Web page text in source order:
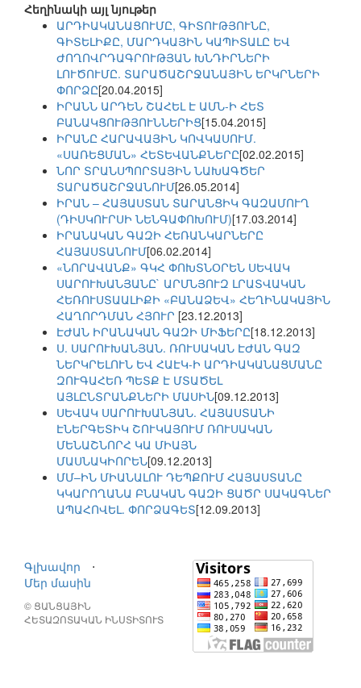
Հեղինակի այլ նյութեր
ԱՐԴԻԱԿԱՆԱՑՈՒՄԸ, ԳԻՏՈՒԹՅՈՒՆԸ,
ԳԻՏԵԼԻՔԸ, ՄԱՐԴԿԱՅԻՆ ԿԱՊԻՏԱԼԸ ԵՎ
ԺՈՂՈՎՐԴԱԳՐՈՒԹՅԱՆ ԽՆԴԻՐՆԵՐԻ
ԼՈՒԾՈՒՄԸ. ՏԱՐԱԾԱՇՐՋԱՆԱՅԻՆ ԵՐԿՐՆԵՐԻ
ՓՈՐՁԸ[20.04.2015]
ԻՐԱՆՆ ԱՐԴԵՆ ՇԱՀԵԼ Է ԱՄՆ-Ի ՀԵՏ
ԲԱՆԱԿՑՈՒԹՅՈՒՆՆԵՐԻՑ[15.04.2015]
ԻՐԱՆԸ ՀԱՐԱՎԱՅԻՆ ԿՈՎԿԱՍՈՒՄ.
«ՍԱՌԵՑՄԱՆ» ՀԵՏԵՎԱՆՔՆԵՐԸ[02.02.2015]
ՆՈՐ ՏՐԱՆՍՊՈՐՏԱՅԻՆ ՆԱԽԱԳԾԵՐ
ՏԱՐԱԾԱՇՐՋԱՆՈՒՄ[26.05.2014]
ԻՐԱՆ – ՀԱՅԱՍՏԱՆ ՏԱՐԱՆՑԻԿ ԳԱԶԱՄՈՒՂ
(ԴԻՍԿՈՒՐՍԻ ՆԵՆԳԱՓՈԽՈՒՄ)[17.03.2014]
ԻՐԱՆԱԿԱՆ ԳԱԶԻ ՀԵՌԱՆԿԱՐՆԵՐԸ
ՀԱՅԱՍՏԱՆՈՒՄ[06.02.2014]
«ՆՈՐԱՎԱՆՔ» ԳԿՀ ՓՈԽՏՆՕՐԵՆ ՍԵՎԱԿ
ՍԱՐՈՒԽԱՆՅԱՆԸ` ԱՐՄՆՅՈՒԶ ԼՐԱՏՎԱԿԱՆ
ՀԵՌՈՒՍՏԱԱԼԻՔԻ «ԲԱՆԱՁԵՎ» ՀԵՂԻՆԱԿԱՅԻՆ
ՀԱՂՈՐԴՄԱՆ ՀՅՈՒՐ [23.12.2013]
ԷԺԱՆ ԻՐԱՆԱԿԱՆ ԳԱԶԻ ՄԻՖԵՐԸ[18.12.2013]
Ս. ՍԱՐՈՒԽԱՆՅԱՆ. ՌՈՒՍԱԿԱՆ ԷԺԱՆ ԳԱԶ
ՆԵՐԿՐԵԼՈՒՆ ԵՎ ՀԱԷԿ-Ի ԱՐԴԻԱԿԱՆԱՑՄԱՆԸ
ԶՈՒԳԱՀԵՌ ՊԵՏՔ Է ՄՏԱԾԵԼ
ԱՅԼԸՆՏՐԱՆՔՆԵՐԻ ՄԱՍԻՆ[09.12.2013]
ՍԵՎԱԿ ՍԱՐՈՒԽԱՆՅԱՆ. ՀԱՅԱՍՏԱՆԻ
ԷՆԵՐԳԵՏԻԿ ՇՈՒԿԱՅՈՒՄ ՌՈՒՍԱԿԱՆ
ՄԵՆԱՇՆՈՐՀ ԿԱ ՄԻԱՅՆ
ՄԱՍՆԱԿԻՈՐԵՆ[09.12.2013]
ՄՄ–ԻՆ ՄԻԱՆԱԼՈՒ ԴԵՊՔՈՒՄ ՀԱՅԱՍՏԱՆԸ
ԿԿԱՐՈՂԱՆԱ ԲՆԱԿԱՆ ԳԱԶԻ ՑԱԾՐ ՍԱԿԱԳՆԵՐ
ԱՊԱՀՈՎԵԼ. ՓՈՐՁԱԳԵՏ[12.09.2013]
Գլխավոր
⋅
Մեր մասին
© ՑԱՆՑԱՅԻՆ
ՀԵՏԱԶՈՏԱԿԱՆ ԻՆՍՏԻՏՈՒՏ